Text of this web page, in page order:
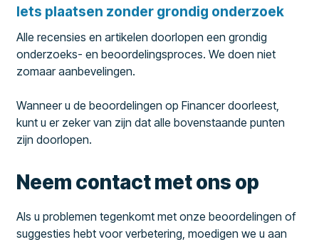
Iets plaatsen zonder grondig onderzoek
Alle recensies en artikelen doorlopen een grondig
onderzoeks- en beoordelingsproces. We doen niet
zomaar aanbevelingen.
Wanneer u de beoordelingen op Financer doorleest,
kunt u er zeker van zijn dat alle bovenstaande punten
zijn doorlopen.
Neem contact met ons op
Als u problemen tegenkomt met onze beoordelingen of
suggesties hebt voor verbetering, moedigen we u aan